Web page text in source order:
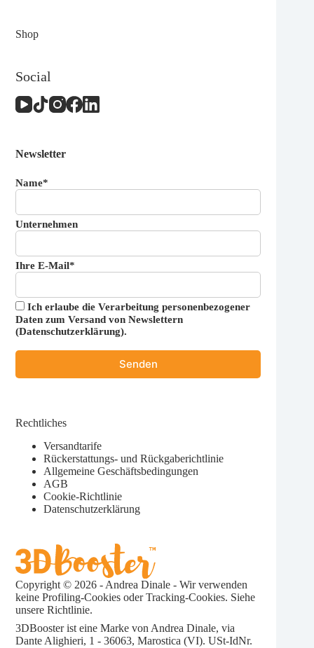
Shop
Social
Newsletter
Name*
Unternehmen
Ihre E-Mail*
Ich erlaube die Verarbeitung personenbezogener
Daten zum Versand von Newslettern
(Datenschutzerklärung).
Rechtliches
Versandtarife
Rückerstattungs- und Rückgaberichtlinie
Allgemeine Geschäftsbedingungen
AGB
Cookie-Richtlinie
Datenschutzerklärung
Copyright © 2026 - Andrea Dinale - Wir verwenden
keine Profiling-Cookies oder Tracking-Cookies. Siehe
unsereRichtlinie.
3DBooster ist eine Marke von Andrea Dinale, via
Dante Alighieri, 1 - 36063, Marostica (VI). USt-IdNr.